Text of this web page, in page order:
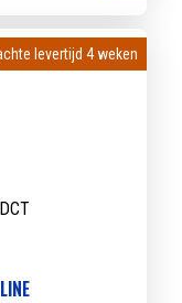
levertijd 4 weken
levertijd 4 weken